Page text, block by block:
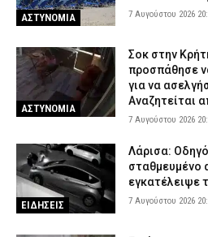
ΑΣΤΥΝΟΜΙΑ 7 Αυγούστου 2026
ΑΣΤΥΝΟΜΙΑ
Σοκ στην
προσπάθησε
για να
Αναζητείται
7 Αυγούστου 2026
ΕΙΔΗΣΕΙΣ
Λάρισα:
σταθμευμένο
εγκατέλειψε
7 Αυγούστου 2026